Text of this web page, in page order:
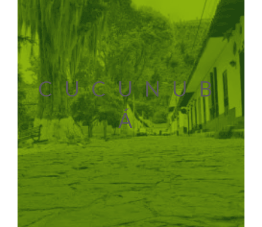
CUCUNUB
Á